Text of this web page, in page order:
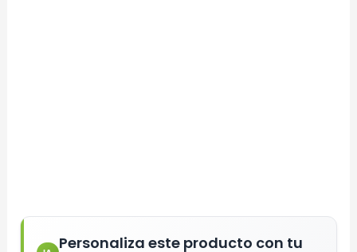
Personaliza este producto con tu